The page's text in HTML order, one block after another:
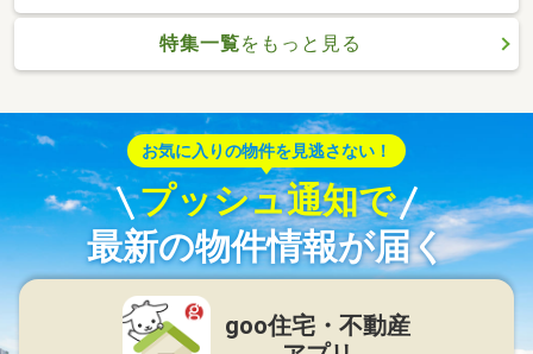
特集一覧をもっと見る
お気に入りの物件を見逃さない！
プッシュ通知で
最新の物件情報が届く
goo住宅・不動産